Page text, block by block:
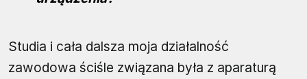
Studia i cała dalsza moja działalność
zawodowa ściśle związana była z aparaturą